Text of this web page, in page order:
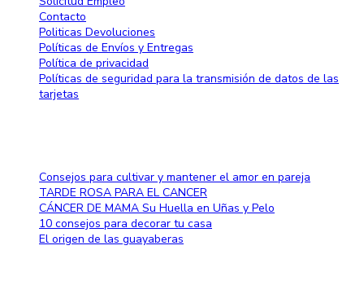
Contacto
Politicas Devoluciones
Políticas de Envíos y Entregas
Política de privacidad
Políticas de seguridad para la transmisión de datos de las
tarjetas
Consejos para cultivar y mantener el amor en pareja
TARDE ROSA PARA EL CANCER
CÁNCER DE MAMA Su Huella en Uñas y Pelo
10 consejos para decorar tu casa
El origen de las guayaberas